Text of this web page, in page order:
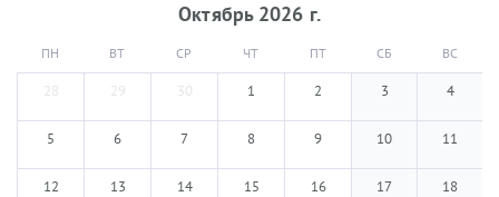
Октябрь 2026 г.
ПН ВТ СР ЧТ ПТ СБ ВС
28 29 30 1 2 3 4
5 6 7 8 9 10 11
12 13 14 15 16 17 18